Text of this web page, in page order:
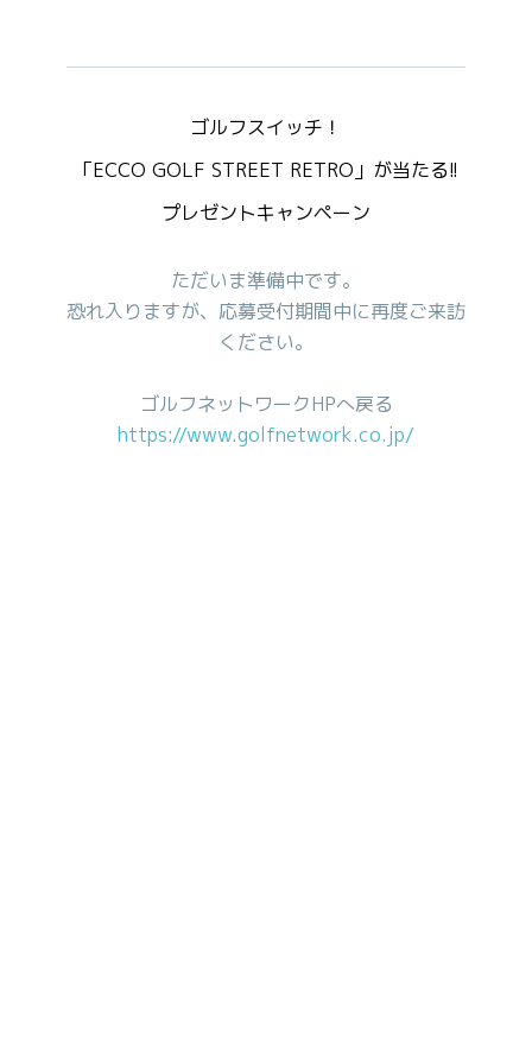
ゴルフスイッチ！
「ECCO GOLF STREET RETRO」が当たる!!
プレゼントキャンペーン
ただいま準備中です。
恐れ入りますが、応募受付期間中に再度ご来訪
ください。
ゴルフネットワークHPへ戻る
https://www.golfnetwork.co.jp/